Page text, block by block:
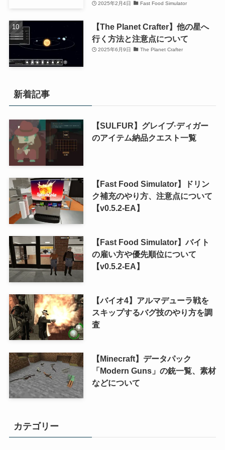
2025年2月4日 Fast Food Simulator
【The Planet Crafter】他の星へ
行く方法と注意点について
2025年6月9日 The Planet Crafter
新着記事
【SULFUR】グレイブ·ディガー
のアイテム納品クエスト一覧
【Fast Food Simulator】ドリン
ク補充のやり方、注意点について
【v0.5.2-EA】
【Fast Food Simulator】バイト
の雇い方や優先順位について
【v0.5.2-EA】
【バイオ4】アルマデューラ戦を
スキップするバグ技のやり方を調
査
【Minecraft】データパック
「Modern Guns」の銃一覧、素材
などについて
カテゴリー